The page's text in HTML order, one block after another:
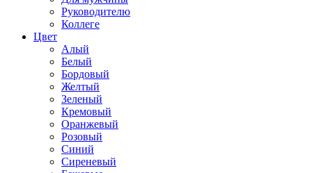
Руководителю
Коллеге
Цвет
Алый
Белый
Бордовый
Желтый
Зеленый
Кремовый
Оранжевый
Розовый
Синий
Сиреневый